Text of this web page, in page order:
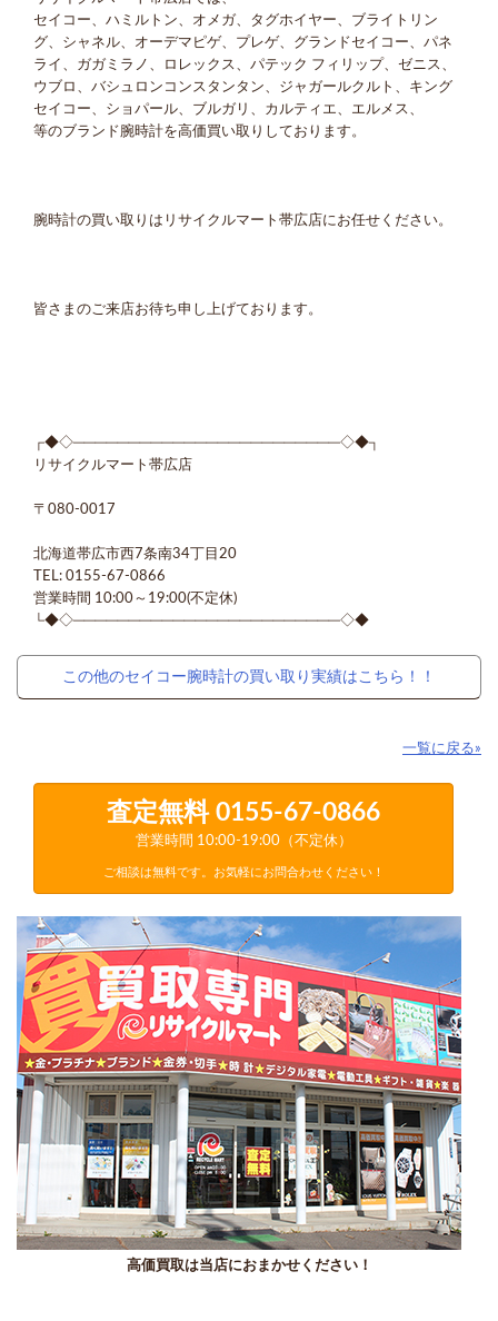
セイコー、ハミルトン、オメガ、タグホイヤー、ブライトリン
グ、シャネル、オーデマピゲ、プレゲ、グランドセイコー、パネ
ライ、ガガミラノ、ロレックス、パテック フィリップ、ゼニス、
ウブロ、バシュロンコンスタンタン、ジャガールクルト、キング
セイコー、ショパール、ブルガリ、カルティエ、エルメス、
等のブランド腕時計を高価買い取りしております。
腕時計の買い取りはリサイクルマート帯広店にお任せください。
皆さまのご来店お待ち申し上げております。
┌◆◇────────────────────────◇◆┐
リサイクルマート帯広店
〒080-0017
北海道帯広市西7条南34丁目20
TEL: 0155-67-0866
営業時間 10:00～19:00(不定休)
└◆◇────────────────────────◇◆
この他のセイコー腕時計の買い取り実績はこちら！！
一覧に戻る»
査定無料 0155-67-0866
営業時間 10:00-19:00（不定休）
ご相談は無料です。お気軽にお問合わせください！
高価買取は当店におまかせください！